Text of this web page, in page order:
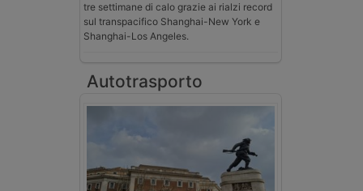
tre settimane di calo grazie ai rialzi record
sul transpacifico Shanghai-New York e
Shanghai-Los Angeles.
Autotrasporto